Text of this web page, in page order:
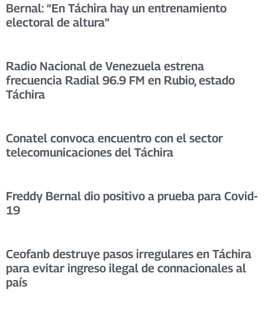
Bernal: “En Táchira hay un entrenamiento
electoral de altura”
Radio Nacional de Venezuela estrena
frecuencia Radial 96.9 FM en Rubio, estado
Táchira
Conatel convoca encuentro con el sector
telecomunicaciones del Táchira
Freddy Bernal dio positivo a prueba para Covid-
19
Ceofanb destruye pasos irregulares en Táchira
para evitar ingreso ilegal de connacionales al
país